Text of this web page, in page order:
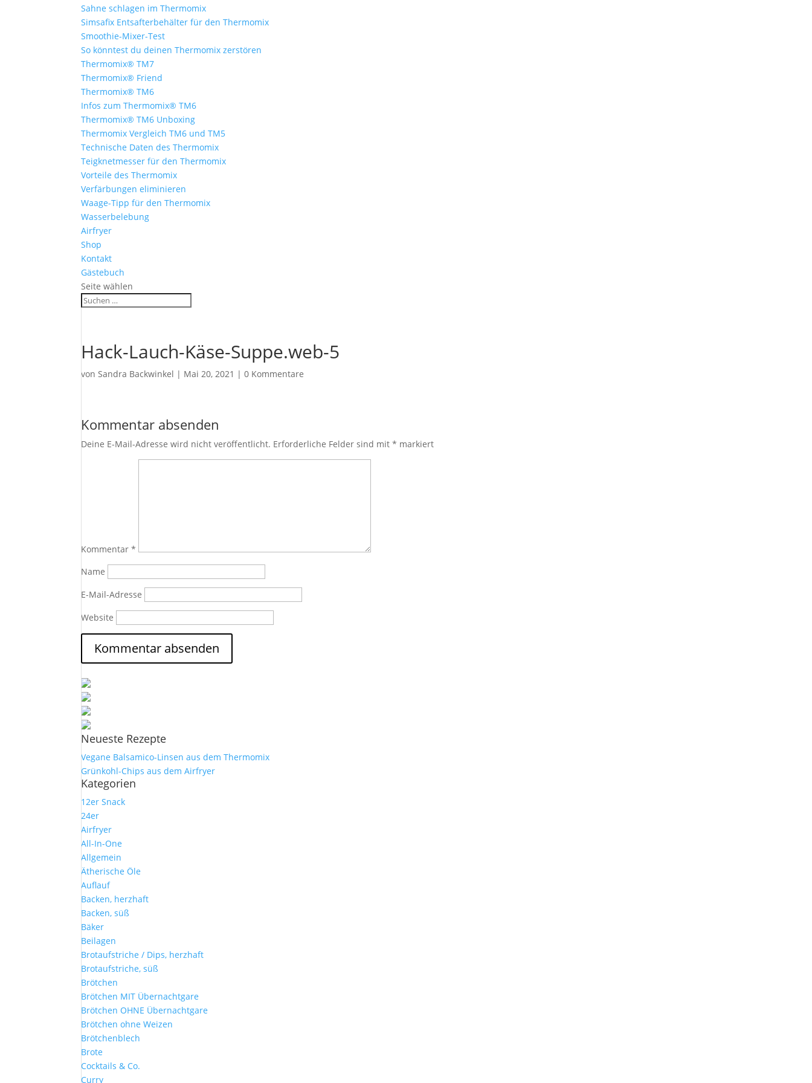
Sahne schlagen im Thermomix
Simsafix Entsafterbehälter für den Thermomix
Smoothie-Mixer-Test
So könntest du deinen Thermomix zerstören
Thermomix® TM7
Thermomix® Friend
Thermomix® TM6
Infos zum Thermomix® TM6
Thermomix® TM6 Unboxing
Thermomix Vergleich TM6 und TM5
Technische Daten des Thermomix
Teigknetmesser für den Thermomix
Vorteile des Thermomix
Verfärbungen eliminieren
Waage-Tipp für den Thermomix
Wasserbelebung
Airfryer
Shop
Kontakt
Gästebuch
Seite wählen
Hack-Lauch-Käse-Suppe.web-5
vonSandra Backwinkel | Mai 20, 2021 |0 Kommentare
Kommentar absenden
Deine E-Mail-Adresse wird nicht veröffentlicht. Erforderliche Felder sind mit* markiert
Kommentar*
Name
E-Mail-Adresse
Website
Neueste Rezepte
Vegane Balsamico-Linsen aus dem Thermomix
Grünkohl-Chips aus dem Airfryer
Kategorien
12er Snack
24er
Airfryer
All-In-One
Allgemein
Ätherische Öle
Auflauf
Backen, herzhaft
Backen, süß
Bäker
Beilagen
Brotaufstriche / Dips, herzhaft
Brotaufstriche, süß
Brötchen
Brötchen MIT Übernachtgare
Brötchen OHNE Übernachtgare
Brötchen ohne Weizen
Brötchenblech
Brote
Cocktails & Co.
Curry